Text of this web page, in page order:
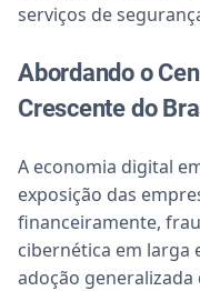
serviços de
Abordando o
Crescente do
A economia digital
exposição das
financeiramente,
cibernética em larga
adoção